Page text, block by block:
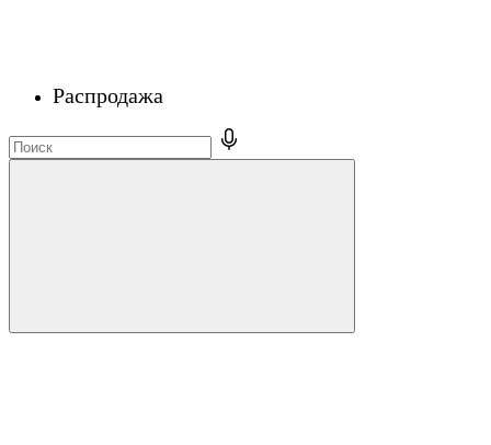
Распродажа